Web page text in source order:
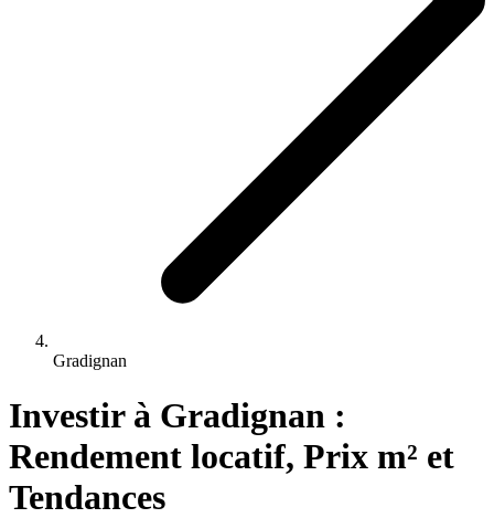
Gradignan
Investir à Gradignan :
Rendement locatif, Prix m² et
Tendances